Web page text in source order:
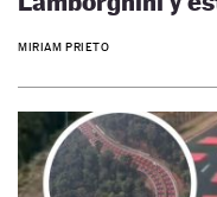
MIRIAM PRIETO